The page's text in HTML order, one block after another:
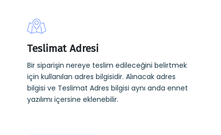
Teslimat Adresi
Bir siparişin nereye teslim edileceğini belirtmek
için kullanılan adres bilgisidir. Alınacak adres
bilgisi ve Teslimat Adres bilgisi aynı anda ennet
yazılımı içersine eklenebilir.